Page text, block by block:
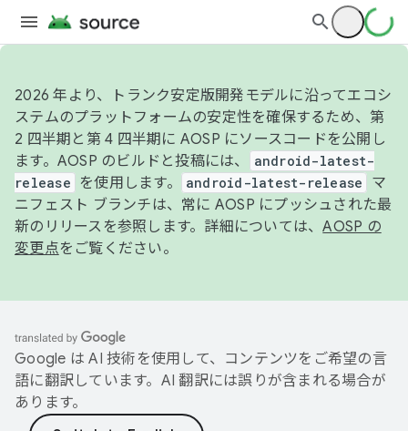
2026 年より、トランク安定版開発モデルに沿ってエコシ
ステムのプラットフォームの安定性を確保するため、第
2 四半期と第 4 四半期に AOSP にソースコードを公開し
ます。AOSP のビルドと投稿には、
android-latest-
release
を使用します。 android-latest-release
マ
ニフェスト ブランチは、常に AOSP にプッシュされた最
新のリリースを参照します。詳細については、AOSP の
変更点をご覧ください。
Google は AI 技術を使用して、コンテンツをご希望の言
語に翻訳しています。AI 翻訳には誤りが含まれる場合が
あります。